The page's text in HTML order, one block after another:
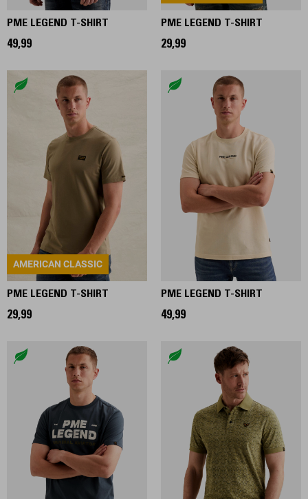
PME LEGEND T-SHIRT
49,99
PME LEGEND T-SHIRT
29,99
AMERICAN CLASSIC
PME LEGEND T-SHIRT
29,99
PME LEGEND T-SHIRT
49,99